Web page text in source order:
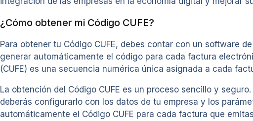
¿Cómo obtener mi Código CUFE?
Para obtener tu Código CUFE, debes contar con un software
generar automáticamente el código para cada factura
(CUFE) es una secuencia numérica única asignada a cada
La obtención del Código CUFE es un proceso sencillo y
deberás configurarlo con los datos de tu empresa y los
automáticamente el Código CUFE para cada factura que